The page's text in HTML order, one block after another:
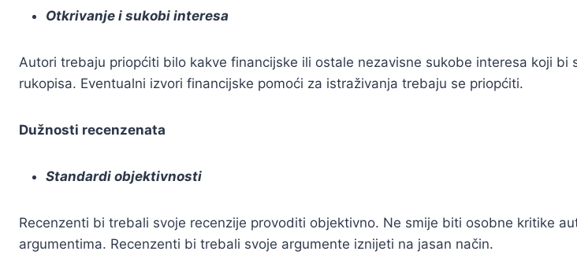
Otkrivanje i sukobi interesa
Autori trebaju priopćiti bilo kakve financijske ili ostale nezavisne sukobe interesa koji
rukopisa. Eventualni izvori financijske pomoći za istraživanja trebaju se priopćiti.
Dužnosti recenzenata
Standardi objektivnosti
Recenzenti bi trebali svoje recenzije provoditi objektivno. Ne smije biti osobne kritike
argumentima. Recenzenti bi trebali svoje argumente iznijeti na jasan način.